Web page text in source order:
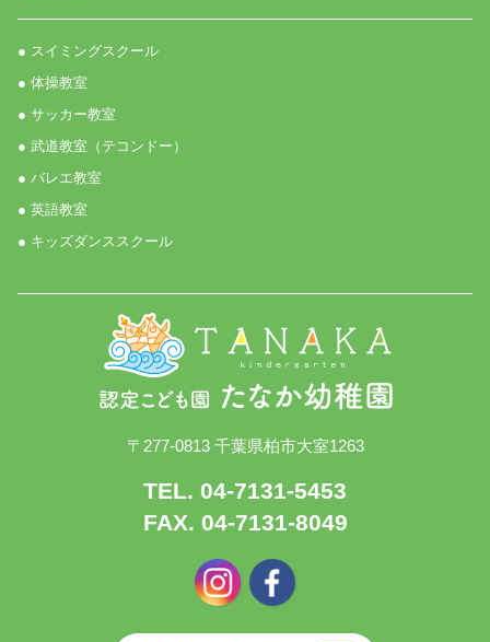
● スイミングスクール
● 体操教室
● サッカー教室
● 武道教室（テコンドー）
● バレエ教室
● 英語教室
● キッズダンススクール
〒277-0813 千葉県柏市大室1263
TEL. 04-7131-5453
FAX. 04-7131-8049